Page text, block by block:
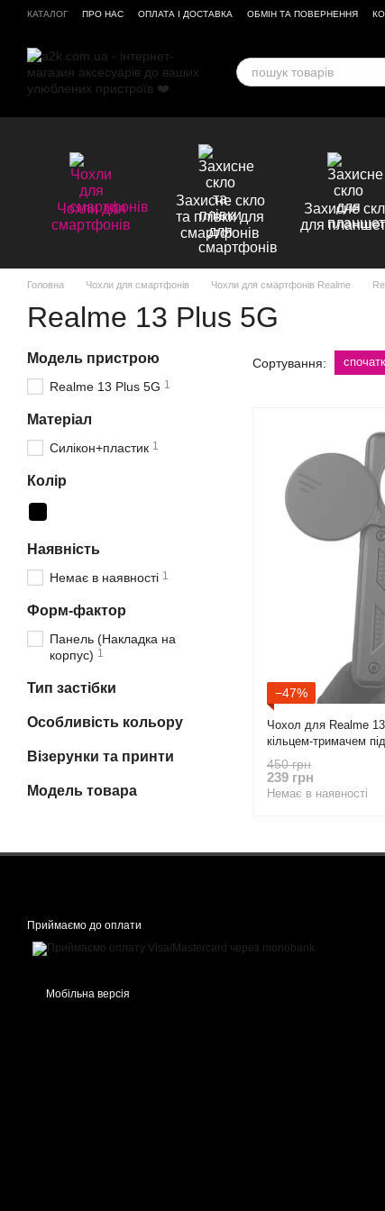
Перейти до основного контенту
КАТАЛОГ ПРО НАС ОПЛАТА І ДОСТАВКА ОБМІН ТА ПОВЕРНЕННЯ
Чохли для
смартфонів
Захисне скло
та плівки для
смартфонів
Захисне
для
Головна Чохли для смартфонів Чохли для смартфонів Realme
Realme 13 Plus 5G
Сортування:
−47%
Чохол для Realme
кільцем-тримачем
реалмі 13 плюс 5г
450 грн
239 грн
Немає в наявності
Модель пристрою
Realme 13 Plus 5G 1
Матеріал
Силікон+пластик 1
Колір
Наявність
Немає в наявності 1
Форм-фактор
Панель (Накладка на
корпус) 1
Тип застібки
Особливість кольору
Візерунки та принти
Модель товара
Приймаємо до оплати
Мобільна версія